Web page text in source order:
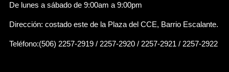
De lunes a sábado de 9:00am a 9:00pm
Dirección: costado este de la Plaza del CCE, Barrio Escalante.
Teléfono:(506) 2257-2919 / 2257-2920 / 2257-2921 / 2257-2922